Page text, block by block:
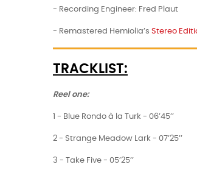
- Recording Engineer: Fred Plaut
- Remastered Hemiolia’s Stereo
TRACKLIST:
Reel one:
1 - Blue Rondo à la Turk - 06’45’’
2 - Strange Meadow Lark - 07’25’’
3 - Take Five - 05’25’’